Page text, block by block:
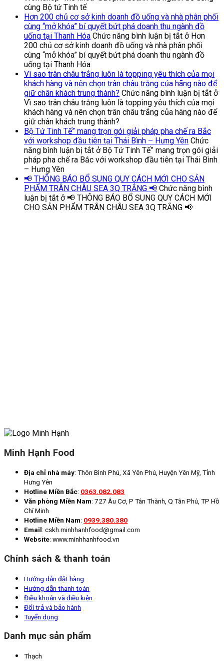
cùng Bộ tứ Tinh tế
Hơn 200 chủ cơ sở kinh doanh đồ uống và nhà phân phối
cùng “mở khóa” bí quyết bứt phá doanh thu ngành đồ
uống tại Thanh Hóa Chức năng bình luận bị tắt ở Hơn
200 chủ cơ sở kinh doanh đồ uống và nhà phân phối
cùng “mở khóa” bí quyết bứt phá doanh thu ngành đồ
uống tại Thanh Hóa
Vì sao trân châu trắng luôn là topping yêu thích của mọi
khách hàng và nên chọn trân châu trắng của hãng nào để
giữ chân khách trung thành? Chức năng bình luận bị tắt ở
Vì sao trân châu trắng luôn là topping yêu thích của mọi
khách hàng và nên chọn trân châu trắng của hãng nào để
giữ chân khách trung thành?
Bộ Tứ Tinh Tế” mang trọn gói giải pháp pha chế ra Bắc
với workshop đầu tiên tại Thái Bình – Hưng Yên Chức
năng bình luận bị tắt ở Bộ Tứ Tinh Tế” mang trọn gói giải
pháp pha chế ra Bắc với workshop đầu tiên tại Thái Bình
– Hưng Yên
📢 THÔNG BÁO BỔ SUNG QUY CÁCH MỚI CHO SẢN
PHẨM TRÂN CHÂU SEA 3Q TRẮNG 📢 Chức năng bình
luận bị tắt ở 📢 THÔNG BÁO BỔ SUNG QUY CÁCH MỚI
CHO SẢN PHẨM TRÂN CHÂU SEA 3Q TRẮNG 📢
Minh Hạnh Food
Địa chỉ nhà máy: Thôn Bình Phú, Xã Yên Phú, Huyện Yên Mỹ, Tỉnh
Hưng Yên
Hotline Miền Bắc: 0363.082.083
Văn phòng Miền Nam: 727 Âu Cơ, P Tân Thành, Q Tân Phú, TP Hồ
Chí Minh
Hotline Miền Nam: 0939.380.380
Email: cskh.minhhanhfood@gmail.com
Website: www.minhhanhfood.vn
Chính sách & thanh toán
Hướng dẫn đặt hàng
Hướng dẫn thanh toán
Điều khoản và điều kiện
Đổi trả và bảo hành
Tuyển dụng
Danh mục sản phẩm
Thạch